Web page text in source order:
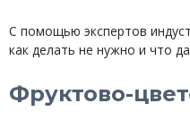
С помощью экспертов
как делать не нужно и что
Фруктово-